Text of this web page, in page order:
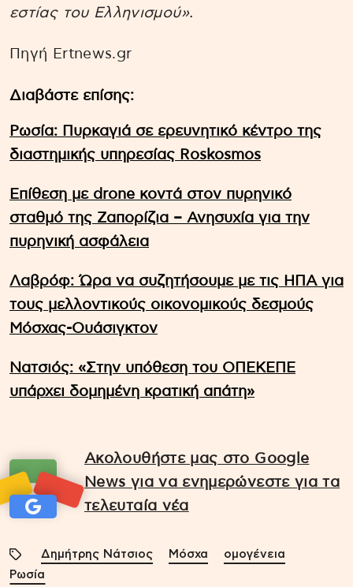
εστίας του Ελληνισμού».
Πηγή Ertnews.gr
Διαβάστε επίσης:
Ρωσία: Πυρκαγιά σε ερευνητικό κέντρο της
διαστημικής υπηρεσίας Roskosmos
Επίθεση με drone κοντά στον πυρηνικό
σταθμό της Ζαπορίζια – Ανησυχία για την
πυρηνική ασφάλεια
Λαβρόφ: Ώρα να συζητήσουμε με τις ΗΠΑ για
τους μελλοντικούς οικονομικούς δεσμούς
Μόσχας-Ουάσιγκτον
Νατσιός: «Στην υπόθεση του ΟΠΕΚΕΠΕ
υπάρχει δομημένη κρατική απάτη»
Ακολουθήστε μας στο Google
News για να ενημερώνεστε για τα
τελευταία νέα
Δημήτρης Νάτσιος Μόσχα
ομογένεια
Ρωσία